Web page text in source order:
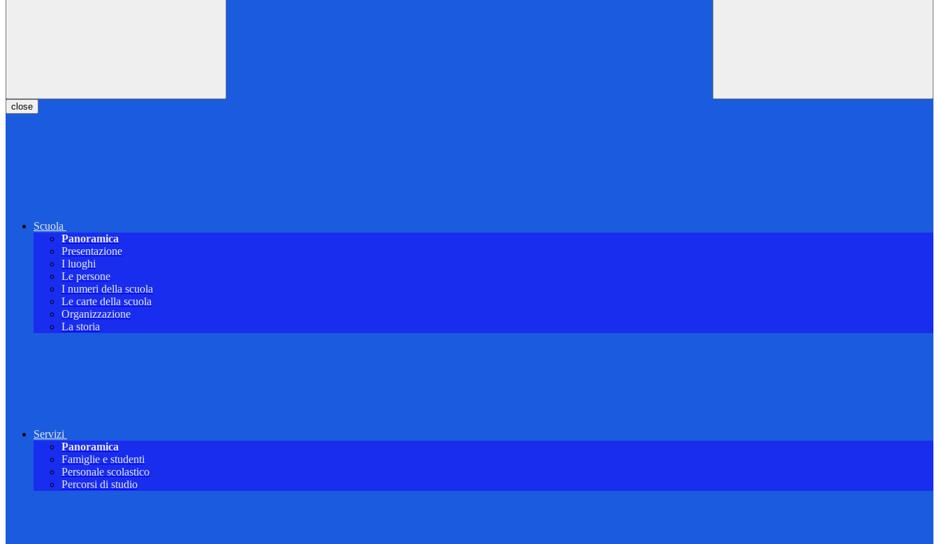
close
Scuola
Panoramica
Presentazione
I luoghi
Le persone
I numeri della scuola
Le carte della scuola
Organizzazione
La storia
Servizi
Panoramica
Famiglie e studenti
Personale scolastico
Percorsi di studio